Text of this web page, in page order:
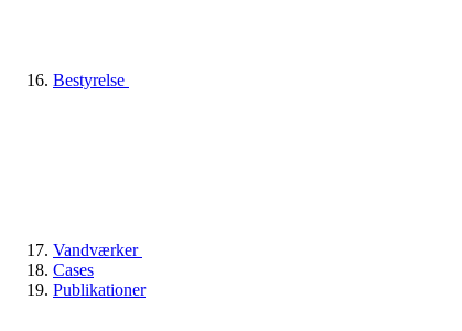
Bestyrelse
Vandværker
Cases
Publikationer